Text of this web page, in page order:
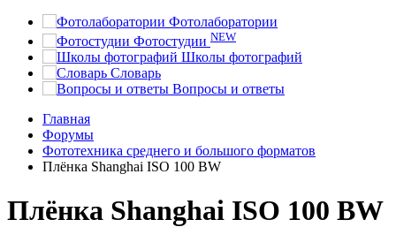
Фотолаборатории
Фотостудии NEW
Школы фотографий
Словарь
Вопросы и ответы
Главная
Форумы
Фототехника среднего и большого форматов
Плёнка Shanghai ISO 100 BW
Плёнка Shanghai ISO 100 BW